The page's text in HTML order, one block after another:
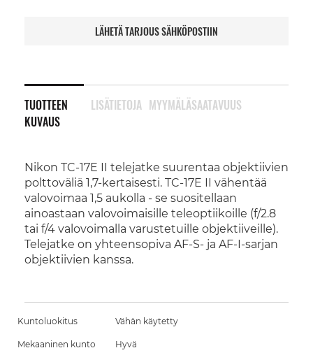
LÄHETÄ TARJOUS SÄHKÖPOSTIIN
TUOTTEEN
KUVAUS
Nikon TC-17E II telejatke suurentaa objektiivien
polttoväliä 1,7-kertaisesti. TC-17E II vähentää
valovoimaa 1,5 aukolla - se suositellaan
ainoastaan valovoimaisille teleoptiikoille (f/2.8
tai f/4 valovoimalla varustetuille objektiiveille).
Telejatke on yhteensopiva AF-S- ja AF-I-sarjan
objektiivien kanssa.
LISÄTIETOJA MYYMÄLÄSAATAVUUS
Kuntoluokitus Vähän käytetty
Mekaaninen kunto Hyvä